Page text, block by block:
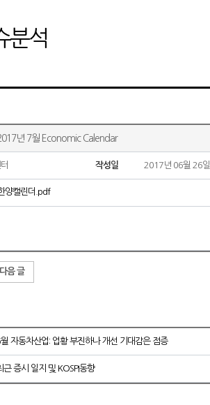
분석
년 7월 Economic Calendar
작성일 2017년 06월 26일
양캘린더.pdf
다음 글
자동차산업: 업황 부진하나 개선 기대감은 점증
증시 일지 및 KOSPI동향